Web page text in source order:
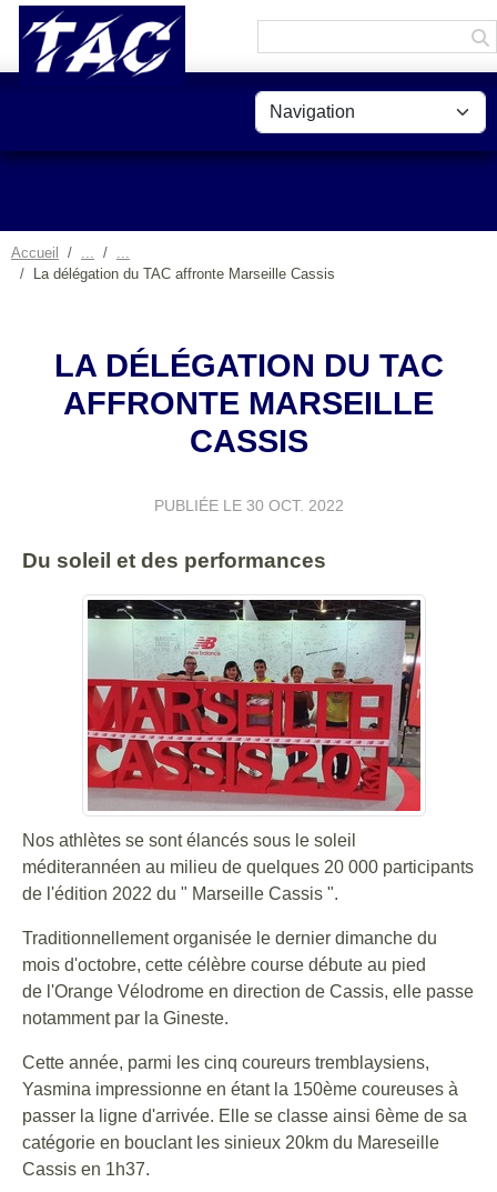
Accueil
La délégation du TAC affronte Marseille Cassis
LA DÉLÉGATION DU TAC
AFFRONTE MARSEILLE
CASSIS
PUBLIÉE LE 30 OCT. 2022
Du soleil et des performances
Nos athlètes se sont élancés sous le soleil
méditerannéen au milieu de quelques 20 000 participants
de l'édition 2022 du " Marseille Cassis ".
Traditionnellement organisée le dernier dimanche du
mois d'octobre, cette célèbre course débute au pied
de l'Orange Vélodrome en direction de Cassis, elle passe
notamment par la Gineste.
Cette année, parmi les cinq coureurs tremblaysiens,
Yasmina impressionne en étant la 150ème coureuses à
passer la ligne d'arrivée. Elle se classe ainsi 6ème de sa
catégorie en bouclant les sinieux 20km du Mareseille
Cassis en 1h37.
Panneau de gestion des cookies